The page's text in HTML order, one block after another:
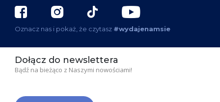
Oznacz nas i pokaż, że czytasz #wydajenamsie
Dołącz do newslettera
Bądź na bieżąco z Naszymi nowościami!